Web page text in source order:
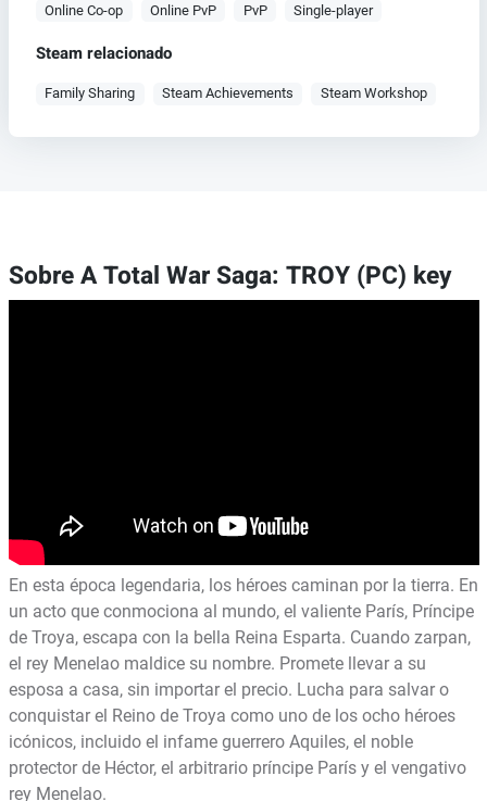
Online Co-op
Online PvP PvP Single-player
Steam relacionado
Family Sharing Steam Achievements Steam Workshop
Sobre A Total War Saga: TROY (PC) key
En esta época legendaria, los héroes caminan por la tierra. En
un acto que conmociona al mundo, el valiente París, Príncipe
de Troya, escapa con la bella Reina Esparta. Cuando zarpan,
el rey Menelao maldice su nombre. Promete llevar a su
esposa a casa, sin importar el precio. Lucha para salvar o
conquistar el Reino de Troya como uno de los ocho héroes
icónicos, incluido el infame guerrero Aquiles, el noble
protector de Héctor, el arbitrario príncipe París y el vengativo
rey Menelao.